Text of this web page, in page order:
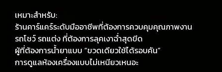
เหมาะสำหรับ:
ร้านคาร์แคร์ระดับมืออาชีพที่ต้องการควบคุมคุณภาพงาน
รถโชว์ รถแต่ง ที่ต้องการลุคเงาฉ่ำสุดขีด
ผู้ที่ต้องการน้ำยาแบบ “ขวดเดียวใช้ได้รอบคัน”
การดูแลห้องเครื่องแบบไม่เหนียวเหนอะ